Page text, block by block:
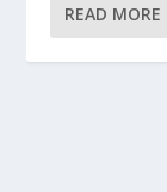
READ MORE